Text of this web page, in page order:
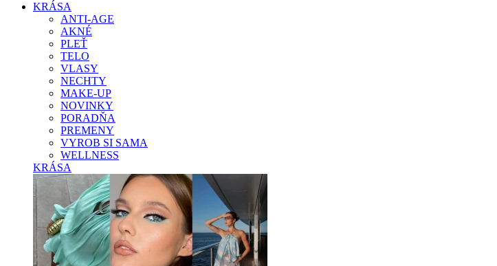
KRÁSA
ANTI-AGE
AKNÉ
PLEŤ
TELO
VLASY
NECHTY
MAKE-UP
NOVINKY
PORADŇA
PREMENY
VYROB SI SAMA
WELLNESS
KRÁSA